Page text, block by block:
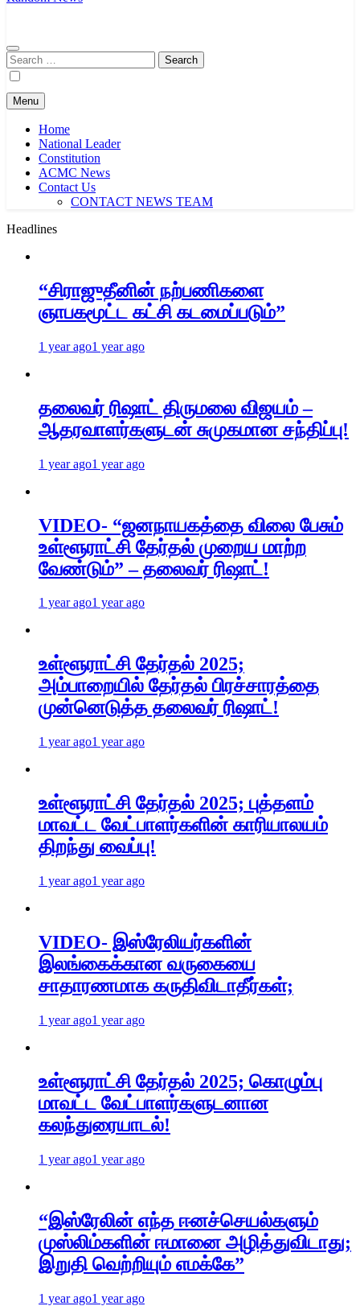
Search
for:
Menu
Home
National Leader
Constitution
ACMC News
Contact Us
CONTACT NEWS TEAM
Headlines
“சிராஜுதீனின் நற்பணிகளை
ஞாபகமூட்ட கட்சி கடமைப்படும்”
1 year ago1 year ago
தலைவர் ரிஷாட் திருமலை விஜயம் –
ஆதரவாளர்களுடன் சுமுகமான சந்திப்பு!
1 year ago1 year ago
VIDEO- “ஜனநாயகத்தை விலை பேசும்
உள்ளூராட்சி தேர்தல் முறைய மாற்ற
வேண்டும்” – தலைவர் ரிஷாட்!
1 year ago1 year ago
உள்ளூராட்சி தேர்தல் 2025;
அம்பாறையில் தேர்தல் பிரச்சாரத்தை
முன்னெடுத்த தலைவர் ரிஷாட்!
1 year ago1 year ago
உள்ளூராட்சி தேர்தல் 2025; புத்தளம்
மாவட்ட வேட்பாளர்களின் காரியாலயம்
திறந்து வைப்பு!
1 year ago1 year ago
VIDEO- இஸ்ரேலியர்களின்
இலங்கைக்கான வருகையை
சாதாரணமாக கருதிவிடாதீர்கள்;
1 year ago1 year ago
உள்ளூராட்சி தேர்தல் 2025; கொழும்பு
மாவட்ட வேட்பாளர்களுடனான
கலந்துரையாடல்!
1 year ago1 year ago
“இஸ்ரேலின் எந்த ஈனச்செயல்களும்
முஸ்லிம்களின் ஈமானை அழித்துவிடாது;
இறுதி வெற்றியும் எமக்கே”
1 year ago1 year ago